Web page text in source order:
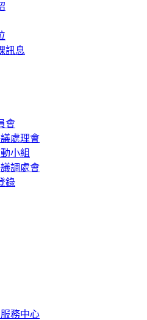
訊息
會
處理會
小組
調處會
錄
務中心